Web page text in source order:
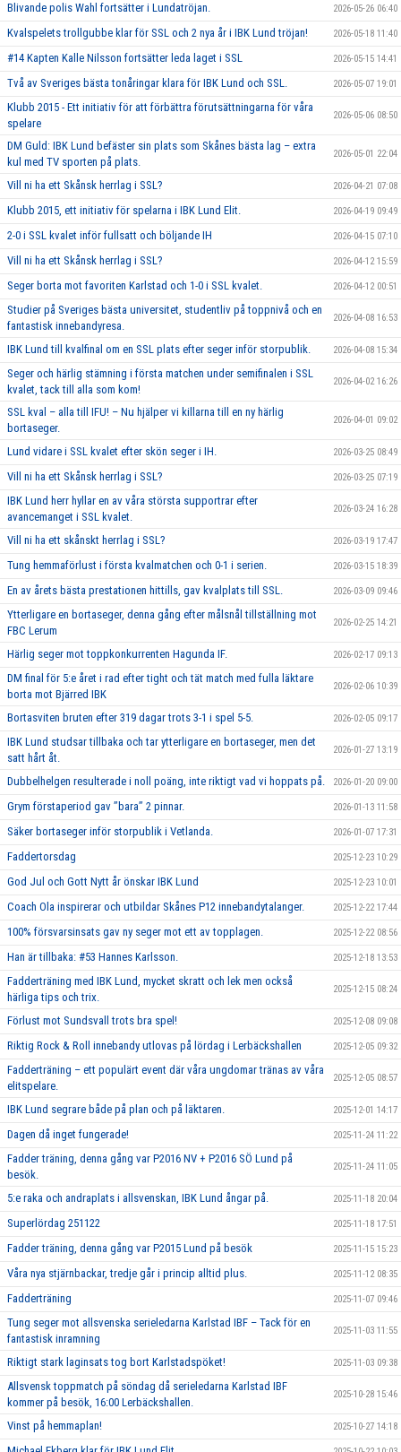
Blivande polis Wahl fortsätter i Lundatröjan. 2026-05-26 06:40
Kvalspelets trollgubbe klar för SSL och 2 nya år i IBK Lund tröjan! 2026-05-18 11:40
#14 Kapten Kalle Nilsson fortsätter leda laget i SSL 2026-05-15 14:41
Två av Sveriges bästa tonåringar klara för IBK Lund och SSL. 2026-05-07 19:01
Klubb 2015 - Ett initiativ för att förbättra förutsättningarna för våra
spelare
2026-05-06 08:50
DM Guld: IBK Lund befäster sin plats som Skånes bästa lag – extra
kul med TV sporten på plats.
2026-05-01 22:04
Vill ni ha ett Skånsk herrlag i SSL? 2026-04-21 07:08
Klubb 2015, ett initiativ för spelarna i IBK Lund Elit. 2026-04-19 09:49
2-0 i SSL kvalet inför fullsatt och böljande IH 2026-04-15 07:10
Vill ni ha ett Skånsk herrlag i SSL? 2026-04-12 15:59
Seger borta mot favoriten Karlstad och 1-0 i SSL kvalet. 2026-04-12 00:51
Studier på Sveriges bästa universitet, studentliv på toppnivå och en
fantastisk innebandyresa.
2026-04-08 16:53
IBK Lund till kvalfinal om en SSL plats efter seger inför storpublik. 2026-04-08 15:34
Seger och härlig stämning i första matchen under semifinalen i SSL
kvalet, tack till alla som kom!
2026-04-02 16:26
SSL kval – alla till IFU! – Nu hjälper vi killarna till en ny härlig
bortaseger.
2026-04-01 09:02
Lund vidare i SSL kvalet efter skön seger i IH. 2026-03-25 08:49
Vill ni ha ett Skånsk herrlag i SSL? 2026-03-25 07:19
IBK Lund herr hyllar en av våra största supportrar efter
avancemanget i SSL kvalet.
2026-03-24 16:28
Vill ni ha ett skånskt herrlag i SSL? 2026-03-19 17:47
Tung hemmaförlust i första kvalmatchen och 0-1 i serien. 2026-03-15 18:39
En av årets bästa prestationen hittills, gav kvalplats till SSL. 2026-03-09 09:46
Ytterligare en bortaseger, denna gång efter målsnål tillställning mot
FBC Lerum
2026-02-25 14:21
Härlig seger mot toppkonkurrenten Hagunda IF. 2026-02-17 09:13
DM final för 5:e året i rad efter tight och tät match med fulla läktare
borta mot Bjärred IBK
2026-02-06 10:39
Bortasviten bruten efter 319 dagar trots 3-1 i spel 5-5. 2026-02-05 09:17
IBK Lund studsar tillbaka och tar ytterligare en bortaseger, men det
satt hårt åt.
2026-01-27 13:19
Dubbelhelgen resulterade i noll poäng, inte riktigt vad vi hoppats på. 2026-01-20 09:00
Grym förstaperiod gav ’’bara’’ 2 pinnar. 2026-01-13 11:58
Säker bortaseger inför storpublik i Vetlanda. 2026-01-07 17:31
Faddertorsdag 2025-12-23 10:29
God Jul och Gott Nytt år önskar IBK Lund 2025-12-23 10:01
Coach Ola inspirerar och utbildar Skånes P12 innebandytalanger. 2025-12-22 17:44
100% försvarsinsats gav ny seger mot ett av topplagen. 2025-12-22 08:56
Han är tillbaka: #53 Hannes Karlsson. 2025-12-18 13:53
Fadderträning med IBK Lund, mycket skratt och lek men också
härliga tips och trix.
2025-12-15 08:24
Förlust mot Sundsvall trots bra spel! 2025-12-08 09:08
Riktig Rock & Roll innebandy utlovas på lördag i Lerbäckshallen 2025-12-05 09:32
Fadderträning – ett populärt event där våra ungdomar tränas av våra
elitspelare.
2025-12-05 08:57
IBK Lund segrare både på plan och på läktaren. 2025-12-01 14:17
Dagen då inget fungerade! 2025-11-24 11:22
Fadder träning, denna gång var P2016 NV + P2016 SÖ Lund på
besök.
2025-11-24 11:05
5:e raka och andraplats i allsvenskan, IBK Lund ångar på. 2025-11-18 20:04
Superlördag 251122 2025-11-18 17:51
Fadder träning, denna gång var P2015 Lund på besök 2025-11-15 15:23
Våra nya stjärnbackar, tredje går i princip alltid plus. 2025-11-12 08:35
Fadderträning 2025-11-07 09:46
Tung seger mot allsvenska serieledarna Karlstad IBF – Tack för en
fantastisk inramning
2025-11-03 11:55
Riktigt stark laginsats tog bort Karlstadspöket! 2025-11-03 09:38
Allsvensk toppmatch på söndag då serieledarna Karlstad IBF
kommer på besök, 16:00 Lerbäckshallen.
2025-10-28 15:46
Vinst på hemmaplan! 2025-10-27 14:18